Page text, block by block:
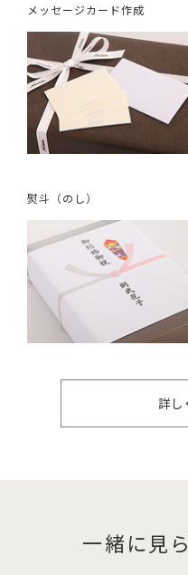
メッセージカード作成
熨斗（のし）
詳し
一緒に見